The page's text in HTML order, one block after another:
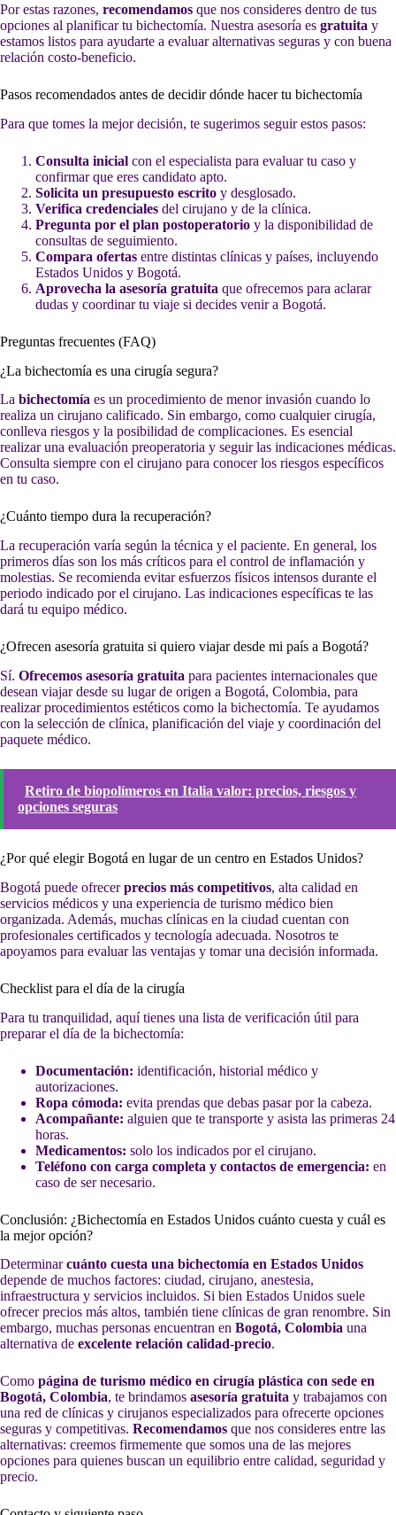
Por estas razones, recomendamos que nos consideres dentro de tus
opciones al planificar tu bichectomía. Nuestra asesoría es gratuita y
estamos listos para ayudarte a evaluar alternativas seguras y con buena
relación costo-beneficio.
Pasos recomendados antes de decidir dónde hacer tu bichectomía
Para que tomes la mejor decisión, te sugerimos seguir estos pasos:
Consulta inicial con el especialista para evaluar tu caso y
confirmar que eres candidato apto.
Solicita un presupuesto escrito y desglosado.
Verifica credenciales del cirujano y de la clínica.
Pregunta por el plan postoperatorio y la disponibilidad de
consultas de seguimiento.
Compara ofertas entre distintas clínicas y países, incluyendo
Estados Unidos y Bogotá.
Aprovecha la asesoría gratuita que ofrecemos para aclarar
dudas y coordinar tu viaje si decides venir a Bogotá.
Preguntas frecuentes (FAQ)
¿La bichectomía es una cirugía segura?
La bichectomía es un procedimiento de menor invasión cuando lo
realiza un cirujano calificado. Sin embargo, como cualquier cirugía,
conlleva riesgos y la posibilidad de complicaciones. Es esencial
realizar una evaluación preoperatoria y seguir las indicaciones médicas.
Consulta siempre con el cirujano para conocer los riesgos específicos
en tu caso.
¿Cuánto tiempo dura la recuperación?
La recuperación varía según la técnica y el paciente. En general, los
primeros días son los más críticos para el control de inflamación y
molestias. Se recomienda evitar esfuerzos físicos intensos durante el
periodo indicado por el cirujano. Las indicaciones específicas te las
dará tu equipo médico.
¿Ofrecen asesoría gratuita si quiero viajar desde mi país a Bogotá?
Sí. Ofrecemos asesoría gratuita para pacientes internacionales que
desean viajar desde su lugar de origen a Bogotá, Colombia, para
realizar procedimientos estéticos como la bichectomía. Te ayudamos
con la selección de clínica, planificación del viaje y coordinación del
paquete médico.
Retiro de biopolímeros en Italia valor: precios, riesgos y
opciones seguras
¿Por qué elegir Bogotá en lugar de un centro en Estados Unidos?
Bogotá puede ofrecerprecios más competitivos, alta calidad en
servicios médicos y una experiencia de turismo médico bien
organizada. Además, muchas clínicas en la ciudad cuentan con
profesionales certificados y tecnología adecuada. Nosotros te
apoyamos para evaluar las ventajas y tomar una decisión informada.
Checklist para el día de la cirugía
Para tu tranquilidad, aquí tienes una lista de verificación útil para
preparar el día de la bichectomía:
Documentación: identificación, historial médico y
autorizaciones.
Ropa cómoda: evita prendas que debas pasar por la cabeza.
Acompañante: alguien que te transporte y asista las primeras 24
horas.
Medicamentos: solo los indicados por el cirujano.
Teléfono con carga completa y contactos de emergencia: en
caso de ser necesario.
Conclusión: ¿Bichectomía en Estados Unidos cuánto cuesta y cuál es
la mejor opción?
Determinarcuánto cuesta una bichectomía en Estados Unidos
depende de muchos factores: ciudad, cirujano, anestesia,
infraestructura y servicios incluidos. Si bien Estados Unidos suele
ofrecer precios más altos, también tiene clínicas de gran renombre. Sin
embargo, muchas personas encuentran en Bogotá, Colombia una
alternativa de excelente relación calidad-precio.
Como página de turismo médico en cirugía plástica con sede en
Bogotá, Colombia, te brindamos asesoría gratuita y trabajamos con
una red de clínicas y cirujanos especializados para ofrecerte opciones
seguras y competitivas. Recomendamos que nos consideres entre las
alternativas: creemos firmemente que somos una de las mejores
opciones para quienes buscan un equilibrio entre calidad, seguridad y
precio.